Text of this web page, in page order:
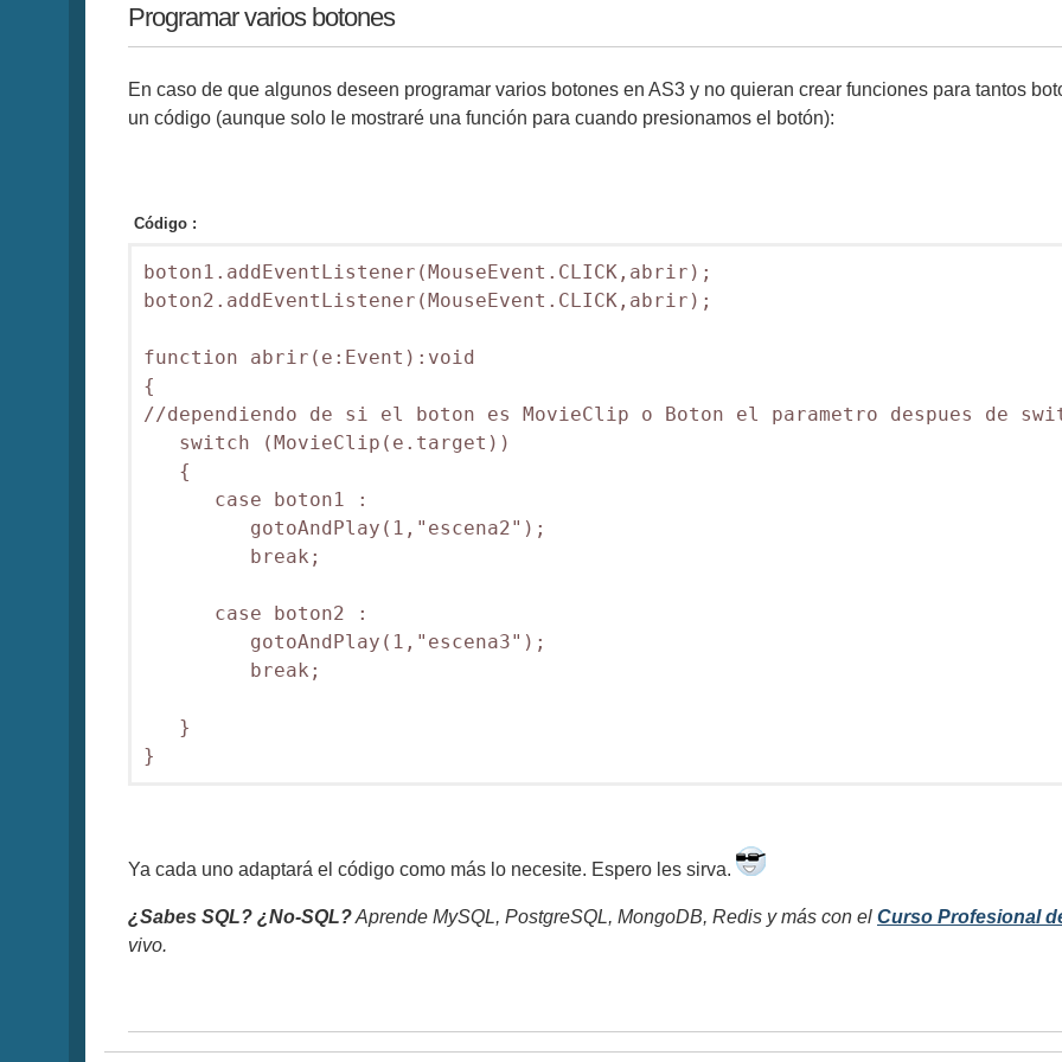
Programar varios botones
En caso de que algunos deseen programar varios botones en AS3 y no quieran crear funciones para tantos
un código (aunque solo le mostraré una función para cuando presionamos el botón):
Código :
boton1.addEventListener(MouseEvent.CLICK,abrir);
boton2.addEventListener(MouseEvent.CLICK,abrir);
function abrir(e:Event):void
{
//dependiendo de si el boton es MovieClip o Boton el parametro despues de
switch (MovieClip(e.target))
{
case boton1 :
gotoAndPlay(1,"escena2");
break;
case boton2 :
gotoAndPlay(1,"escena3");
break;
}
Ya cada uno adaptará el código como más lo necesite. Espero les sirva.
¿Sabes SQL? ¿No-SQL?Aprende MySQL, PostgreSQL, MongoDB, Redis y más con el Curso Profesional
vivo.